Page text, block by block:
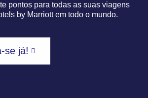
pontos para todas as suas viagens
by Marriott em todo o mundo.
se já!